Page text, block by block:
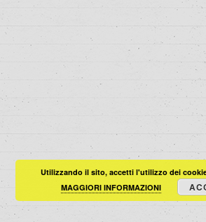
Utilizzando il sito, accetti l'utilizzo dei
MAGGIORI INFORMAZIONI